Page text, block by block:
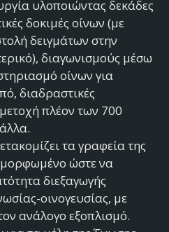
υλοποιώντας δεκάδες
δοκιμές οίνων (με
δειγμάτων στην
διαγωνισμούς μέσω
οίνων για
διαδραστικές
πλέον των 700
τα γραφεία της
ώστε να
διεξαγωγής
οινογευσίας, με
ανάλογο εξοπλισμό.